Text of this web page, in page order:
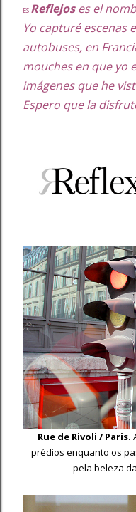
ES Reflejoses el
Yo capturé escenas
autobuses, en
mouches en que yo
imágenes que he
Espero que la
Rue de Rivoli / Paris.
prédios enquanto os
pela beleza